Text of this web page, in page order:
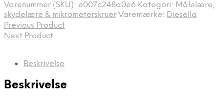
1.417,50 kr..1.102,93 kr..
Varenummer (SKU): e007c248a0e6 Kategori: Målelære,
skydelære & mikrometerskruer Varemærke: Diesella
Previous Product
Next Product
Beskrivelse
Beskrivelse